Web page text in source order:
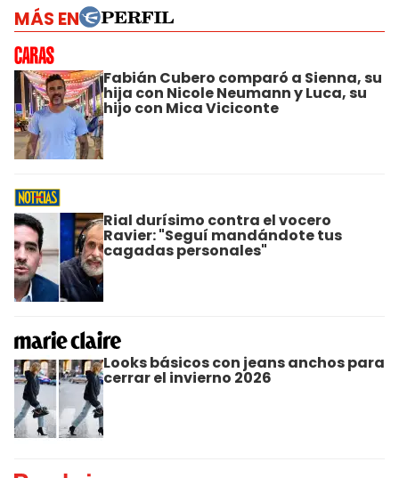
MÁS EN
Fabián Cubero comparó a Sienna, su
hija con Nicole Neumann y Luca, su
hijo con Mica Viciconte
Rial durísimo contra el vocero
Ravier: "Seguí mandándote tus
cagadas personales"
Looks básicos con jeans anchos para
cerrar el invierno 2026